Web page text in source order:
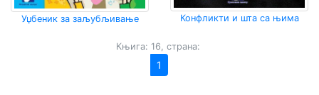
Уџбеник за заљубљивање Конфликти и шта са њима
Књига: 16, страна:
1